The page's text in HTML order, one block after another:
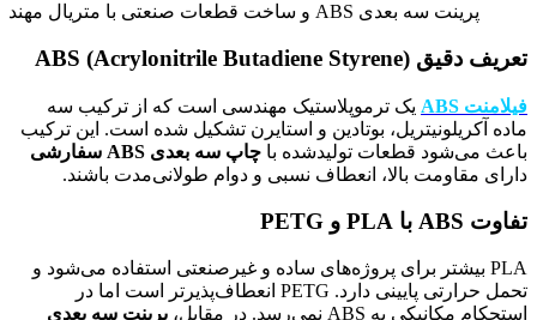
پرینت سه بعدی ABS و ساخت قطعات صنعتی با متریال مهندسی ABS
تعریف دقیق ABS (Acrylonitrile Butadiene Styrene)
فیلامنت ABS
یک ترموپلاستیک مهندسی است که از ترکیب سه
ماده آکریلونیتریل، بوتادین و استایرن تشکیل شده است. این ترکیب
باعث می‌شود قطعات تولیدشده با چاپ سه بعدی ABS سفارشی
دارای مقاومت بالا، انعطاف نسبی و دوام طولانی‌مدت باشند.
تفاوت ABS با PLA و PETG
PLA بیشتر برای پروژه‌های ساده و غیرصنعتی استفاده می‌شود و
تحمل حرارتی پایینی دارد. PETG انعطاف‌پذیرتر است اما در
استحکام مکانیکی به ABS نمی‌رسد. در مقابل،
پرینت سه بعدی